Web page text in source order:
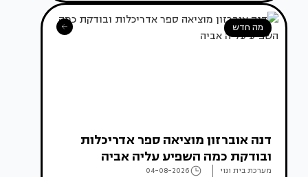
מה חדש
דנה אוברזון מוציאה ספר אדריכלות
ובודקת כמה השפיע עליה אביה
מערכת בית ונוי 04-08-2026